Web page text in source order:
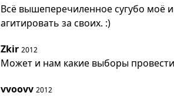
Всё вышеперечиленное сугубо моё
агитировать за своих. :)
Zkir 2012
Может и нам какие выборы
vvoovv 2012